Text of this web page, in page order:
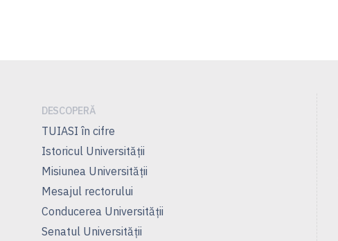
DESCOPERĂ
TUIASI în cifre
Istoricul Universităţii
Misiunea Universităţii
Mesajul rectorului
Conducerea Universităţii
Senatul Universității